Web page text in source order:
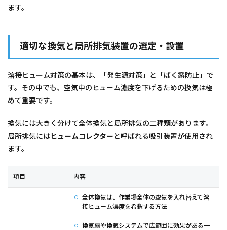
ます。
適切な換気と局所排気装置の選定・設置
溶接ヒューム対策の基本は、「発生源対策」と「ばく露防止」で
す。その中でも、空気中のヒューム濃度を下げるための換気は極
めて重要です。
換気には大きく分けて全体換気と局所排気の二種類があります。
局所排気にはヒュームコレクターと呼ばれる吸引装置が使用され
ます。
項目 内容
全体換気は、作業場全体の空気を入れ替えて溶
接ヒューム濃度を希釈する方法
換気扇や換気システムで広範囲に効果がある一